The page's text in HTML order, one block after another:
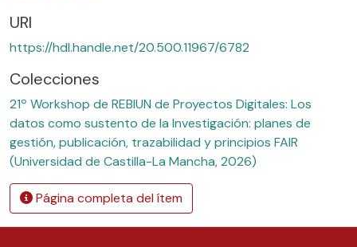
URI
https://hdl.handle.net/20.500.11967/6782
Colecciones
21º Workshop de REBIUN de Proyectos Digitales: Los
datos como sustento de la Investigación: planes de
gestión, publicación, trazabilidad y principios FAIR
(Universidad de Castilla-La Mancha, 2026)
Página completa del ítem